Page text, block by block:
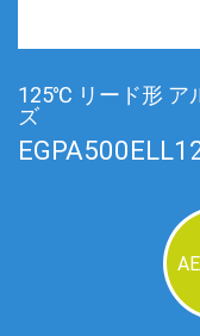
125℃ リード形 ア
ズ